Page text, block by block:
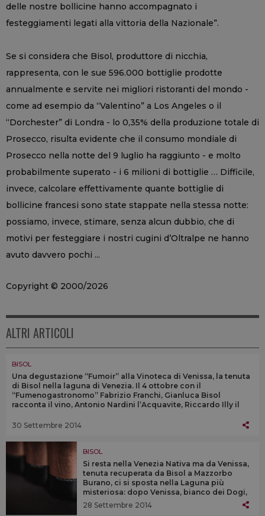
delle nostre bollicine hanno accompagnato i
festeggiamenti legati alla vittoria della Nazionale”.
Se si considera che Bisol, produttore di nicchia,
rappresenta, con le sue 596.000 bottiglie prodotte
annualmente e servite nei migliori ristoranti del mondo -
come ad esempio da “Valentino” a Los Angeles o il
“Dorchester” di Londra - lo 0,35% della produzione totale di
Prosecco, risulta evidente che il consumo mondiale di
Prosecco nella notte del 9 luglio ha raggiunto - e molto
probabilmente superato - i 6 milioni di bottiglie … Difficile,
invece, calcolare effettivamente quante bottiglie di
bollicine francesi sono state stappate nella stessa notte:
possiamo, invece, stimare, senza alcun dubbio, che di
motivi per festeggiare i nostri cugini d’Oltralpe ne hanno
avuto davvero pochi ...
Copyright © 2000/2026
ALTRI ARTICOLI
BISOL
Una degustazione “Fumoir” alla Vinoteca di Venissa, la tenuta
di Bisol nella laguna di Venezia. Il 4 ottobre con il
“Fumenogastronomo” Fabrizio Franchi, Gianluca Bisol
racconta il vino, Antonio Nardini l’Acquavite, Riccardo Illy il
30 Settembre 2014
BISOL
Si resta nella Venezia Nativa ma da Venissa,
tenuta recuperata da Bisol a Mazzorbo
Burano, ci si sposta nella Laguna più
misteriosa: dopo Venissa, bianco dei Dogi,
da un vigneto piantato dagli Armeni nelle
isole Costanziaca e Ammiana rinasce un
28 Settembre 2014